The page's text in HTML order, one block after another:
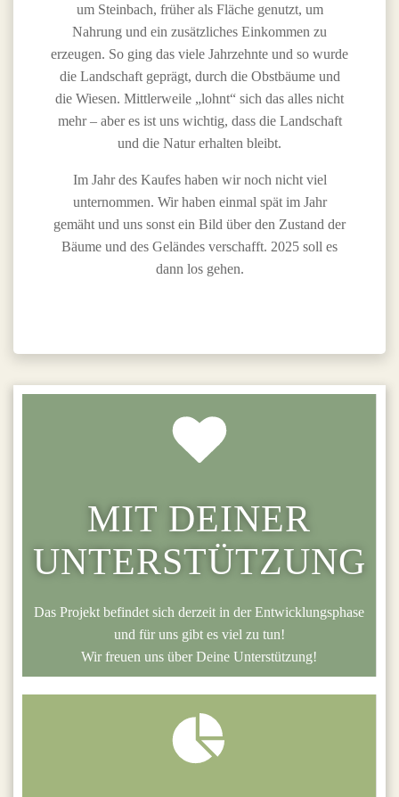
um Steinbach, früher als Fläche genutzt, um
Nahrung und ein zusätzliches Einkommen zu
erzeugen. So ging das viele Jahrzehnte und so wurde
die Landschaft geprägt, durch die Obstbäume und
die Wiesen. Mittlerweile „lohnt“ sich das alles nicht
mehr – aber es ist uns wichtig, dass die Landschaft
und die Natur erhalten bleibt.
Im Jahr des Kaufes haben wir noch nicht viel
unternommen. Wir haben einmal spät im Jahr
gemäht und uns sonst ein Bild über den Zustand der
Bäume und des Geländes verschafft. 2025 soll es
dann los gehen.
MIT DEINER
UNTERSTÜTZUNG
Das Projekt befindet sich derzeit in der Entwicklungsphase
und für uns gibt es viel zu tun!
Wir freuen uns über Deine Unterstützung!